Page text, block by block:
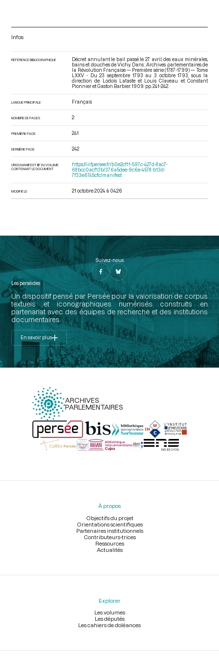
Infos
RÉFÉRENCE BIBLIOGRAPHIQUE
Décret annulant le bail passé le 27 avril, des eaux minérales,
bains et douches de Vichy. Dans : Archives parlementaires de
la Révolution Française — Première série (1787-1799) — Tome
LXXV - Du 23 septembre 1793 au 3 octobre 1793
, sous la
direction de Lodoïs Lataste et Louis Claveau et Constant
Pionnier et Gaston Barbier. 1909. pp. 241-242.
LANGUE PRINCIPALE Français
NOMBRE DE PAGES 2
PREMIÈRE PAGE 241
DERNIÈRE PAGE 242
URI DU MANIFEST IIIF DU VOLUME
CONTENANT LE DOCUMENT
https://iiif.persee.fr/b0e2cf11-597c-427d-8ac7-
68bcc0acf13b/376a5dee-9c6e-4578-b13d-
7f33e6745cfc/manifest
MODIFIÉ LE 21 octobre 2024 à 04:26
Suivez-nous
Les perséides
Un dispositif pensé par Persée pour la valorisation de corpus
textuels et iconographiques numérisés construits en
partenariat avec des équipes de recherche et des institutions
documentaires.
En savoir plus
ARCHIVES
PARLEMENTAIRES
Menu
À propos
Objectifs du projet
Orientations scientifiques
Partenaires institutionnels
Contributeurs-trices
Ressources
Actualités
Explorer
Les volumes
Les députés
Les cahiers de doléances